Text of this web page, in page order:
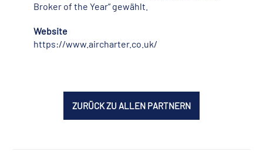
Broker of the Year“ gewählt.
Website
https://www.aircharter.co.uk/
ZURÜCK ZU ALLEN PARTNERN